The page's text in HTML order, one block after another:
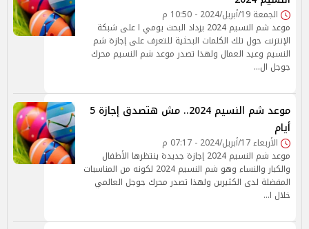
الجمعة 19/أبريل/2024 - 10:50 م
موعد شم النسيم 2024 يزداد البحث يومي ا على شبكة
الإنترنت حول تلك الكلمات البحثية للتعرف على إجازة شم
النسيم وعيد العمال ولهذا تصدر موعد شم النسيم محرك
جوجل ال…
موعد شم النسيم 2024.. مش هتصدق إجازة 5
أيام
الأربعاء 17/أبريل/2024 - 07:17 م
موعد شم النسيم 2024 إجازة جديدة ينتظرها الأطفال
والكبار والنساء وهو شم النسيم 2024 لكونه من المناسبات
المفضلة لدى الكثيرين ولهذا تصدر محرك جوجل العالمي
خلال ا…